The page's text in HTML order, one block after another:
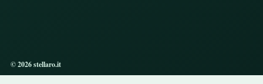
© 2026 stellaro.it